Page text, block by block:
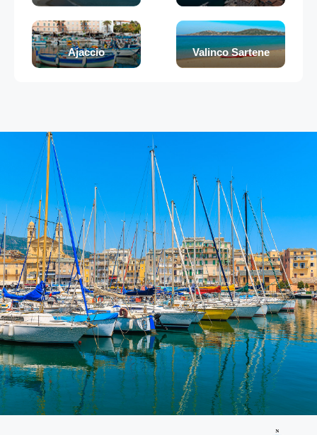
Ajaccio Valinco Sartene